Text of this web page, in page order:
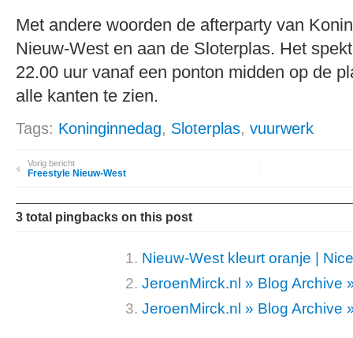
Met andere woorden de afterparty van
Nieuw-West en aan de Sloterplas. Het
22.00 uur vanaf een ponton midden op de
alle kanten te zien.
Tags: Koninginnedag, Sloterplas, vuurwerk
Vorig bericht
Freestyle Nieuw-West
3 total pingbacks on this post
Nieuw-West kleurt oranje |
JeroenMirck.nl » Blog Archive
JeroenMirck.nl » Blog Archive